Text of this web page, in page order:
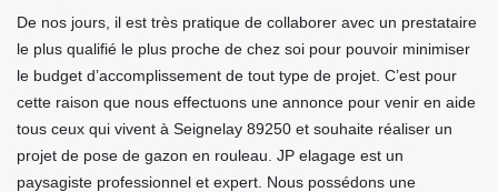
De nos jours, il est très pratique de collaborer avec un prestataire
le plus qualifié le plus proche de chez soi pour pouvoir minimiser
le budget d’accomplissement de tout type de projet. C’est pour
cette raison que nous effectuons une annonce pour venir en aide
tous ceux qui vivent à Seignelay 89250 et souhaite réaliser un
projet de pose de gazon en rouleau. JP elagage est un
paysagiste professionnel et expert. Nous possédons une